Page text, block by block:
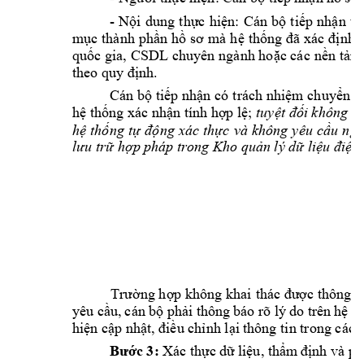
- Nội dung thực hiện: Cán bộ tiếp nhận th
mục thành phần hồ sơ mà hệ thống đã xác định
quốc gia, CSDL chuyên ngành hoặc các nền t
theo quy định.
Cán bộ tiếp nhận có trách nhiệm chuyển
hệ thống xác nhận tính hợp lệ; tuyệt đối không
hệ thống tự động xác thực và không yêu cầu
lưu trữ hợp pháp trong Kho quản lý dữ liệu điệ
Trường hợp không khai thác được thông
yêu cầu, cán bộ phải thông báo rõ lýdo trên hệ
hiện cập nhật, điều chỉnh lại thông tin trong các
Bước 3: Xác thực dữ liệu, thẩm định và